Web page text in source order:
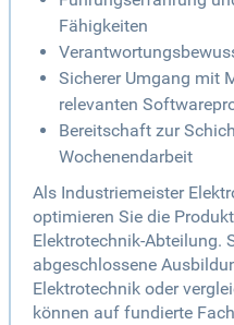
Fähigkeiten
Sicherer Umgang mit
relevanten
Bereitschaft zur
Wochenendarbeit
Als Industriemeister
optimieren Sie die
Elektrotechnik-Abteilung.
abgeschlossene
Elektrotechnik oder
können auf fundierte